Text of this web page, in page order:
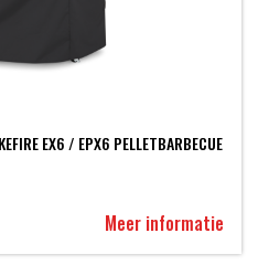
EX6 / EPX6 PELLETBARBECUE
Meer informatie